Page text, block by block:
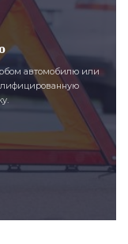
автомобилю или